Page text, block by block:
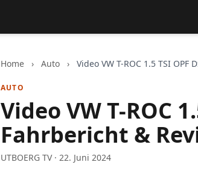
Home › Auto › Video VW T-ROC 1.5 TSI OPF
AUTO
Video VW T-ROC
Fahrbericht &
UTBOERG TV · 22. Juni 2024